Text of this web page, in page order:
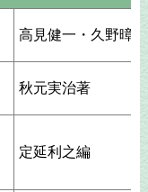
高見健一・久野暲
秋元実治著
定延利之編